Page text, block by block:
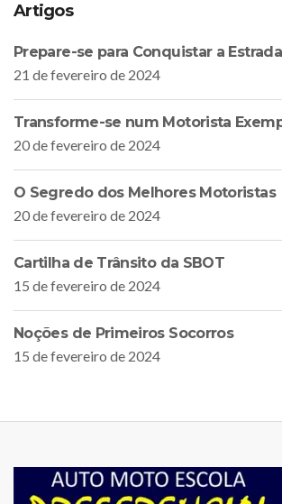
Artigos
Prepare-se para Conquistar a Estrada
21 de fevereiro de 2024
Transforme-se num Motorista
20 de fevereiro de 2024
O Segredo dos Melhores Motoristas
20 de fevereiro de 2024
Cartilha de Trânsito da SBOT
15 de fevereiro de 2024
Noções de Primeiros Socorros
15 de fevereiro de 2024